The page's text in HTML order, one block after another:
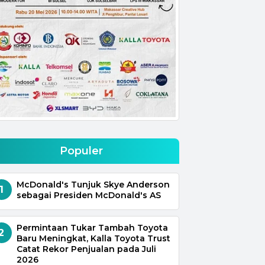
Populer
McDonald's Tunjuk Skye Anderson
sebagai Presiden McDonald's AS
Permintaan Tukar Tambah Toyota
Baru Meningkat, Kalla Toyota Trust
Catat Rekor Penjualan pada Juli
2026